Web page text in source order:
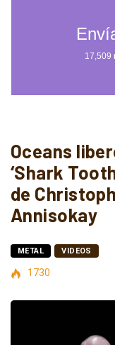
Oceans
‘Shark
de
Annisokay
METAL VIDEOS
1730